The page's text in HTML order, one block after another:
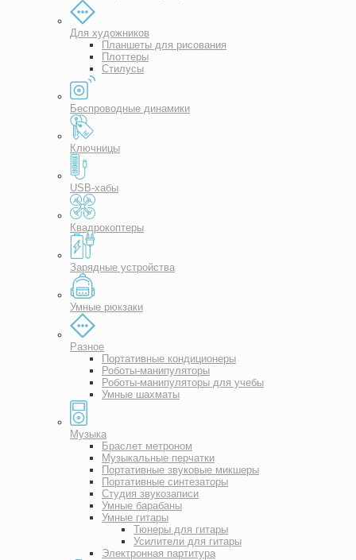
Для художников
Планшеты для рисования
Плоттеры
Стилусы
Беспроводные динамики
Ключницы
USB-хабы
Квадрокоптеры
Зарядные устройства
Умные рюкзаки
Разное
Портативные кондиционеры
Роботы-манипуляторы
Роботы-манипуляторы для учебы
Умные шахматы
Музыка
Браслет метроном
Музыкальные перчатки
Портативные звуковые микшеры
Портативные синтезаторы
Студия звукозаписи
Умные барабаны
Умные гитары
Тюнеры для гитары
Усилители для гитары
Электронная партитура